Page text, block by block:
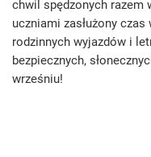
chwil spędzonych razem
uczniami zasłużony
rodzinnych wyjazdów i
bezpiecznych,
wrześniu!